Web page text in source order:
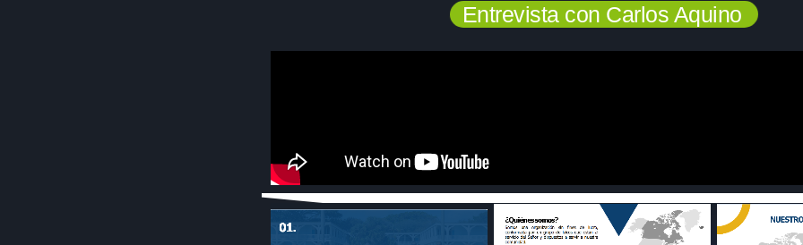
Santa Misa
18:00 - 18:30
Entrevista con Carlos Aquino